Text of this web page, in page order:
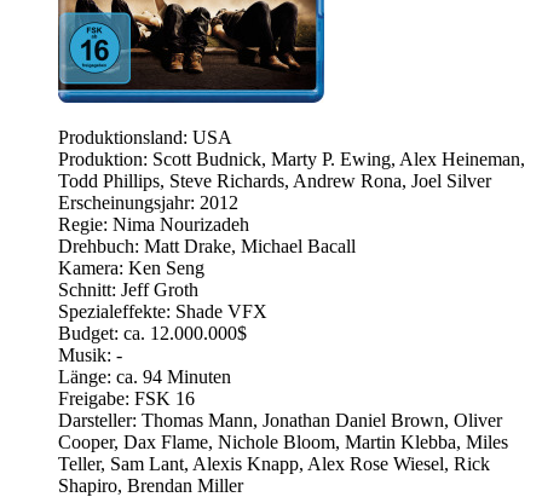
Produktionsland: USA
Produktion: Scott Budnick, Marty P. Ewing, Alex Heineman,
Todd Phillips, Steve Richards, Andrew Rona, Joel Silver
Erscheinungsjahr: 2012
Regie: Nima Nourizadeh
Drehbuch: Matt Drake, Michael Bacall
Kamera: Ken Seng
Schnitt: Jeff Groth
Spezialeffekte: Shade VFX
Budget: ca. 12.000.000$
Musik: -
Länge: ca. 94 Minuten
Freigabe: FSK 16
Darsteller: Thomas Mann, Jonathan Daniel Brown, Oliver
Cooper, Dax Flame, Nichole Bloom, Martin Klebba, Miles
Teller, Sam Lant, Alexis Knapp, Alex Rose Wiesel, Rick
Shapiro, Brendan Miller